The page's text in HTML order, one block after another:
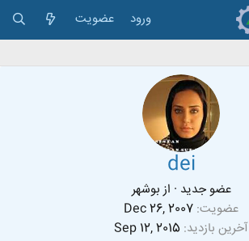
ورود عضویت
dei
عضو جدید · ازبوشهر
عضویت Dec 26, 2007
آخرین بازدید Sep 12, 2015